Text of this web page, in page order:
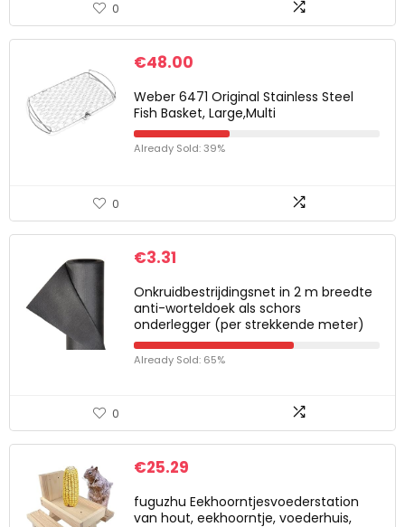
0
€48.00
Weber 6471 Original Stainless Steel
Fish Basket, Large,Multi
Already Sold: 39%
0
€3.31
Onkruidbestrijdingsnet in 2 m breedte
anti-worteldoek als schors
onderlegger (per strekkende meter)
Already Sold: 65%
0
€25.29
fuguzhu Eekhoorntjesvoederstation
van hout, eekhoorntje, voederhuis,